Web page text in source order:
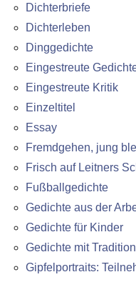
Dichterbriefe
Dichterleben
Dinggedichte
Eingestreute
Eingestreute Kritik
Einzeltitel
Essay
Fremdgehen, jung
Frisch auf Leitners
Fußballgedichte
Gedichte aus der
Gedichte für Kinder
Gedichte mit Tradition
Gipfelportraits: